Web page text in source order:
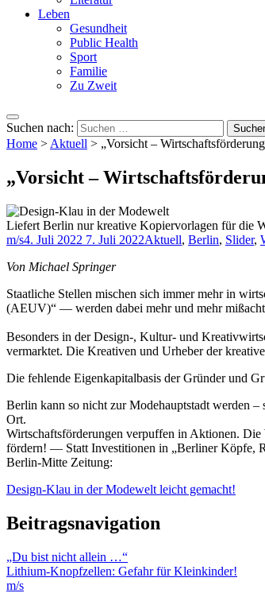
Leben
Gesundheit
Public Health
Sport
Familie
Zu Zweit
Suchen nach:
Home > Aktuell > „Vorsicht –
„Vorsicht –
Liefert Berlin nur kreative Kopiervorlagen für
m/s4. Juli 2022 7. Juli 2022Aktuell, Berlin, Slider,
Von Michael Springer
Staatliche Stellen mischen sich immer mehr in
(AEUV)“ — werden dabei mehr und mehr
Besonders in der Design-, Kultur- und
vermarktet. Die Kreativen und Urheber der
Die fehlende Eigenkapitalbasis der Gründer und
Berlin kann so nicht zur Modehauptstadt werden
Ort.
Wirtschaftsförderungen verpuffen in Aktionen.
fördern! — Statt Investitionen in „Berliner Köpfe,
Berlin-Mitte Zeitung:
Design-Klau in der Modewelt leicht gemacht!
Beitragsnavigation
„Du bist nicht allein …“
Lithium-Knopfzellen: Gefahr für Kleinkinder!
m/s